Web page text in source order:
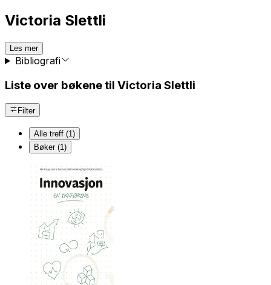
Victoria Slettli
Les mer
Bibliografi
Liste over bøkene til Victoria Slettli
Filter
Alle treff (1)
Bøker (1)